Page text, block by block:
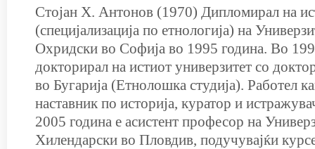
Стојан Х. Антонов (1970) Дипломирал на
(специјализација по етнологија) на
Охридски во Софија во 1995 година. Во
докторирал на истиот универзитет со
во Бугарија (Етнолошка студија). Работел
наставник по историја, куратор и
2005 година е асистент професор на
Хилендарски во Пловдив, подучувајќи